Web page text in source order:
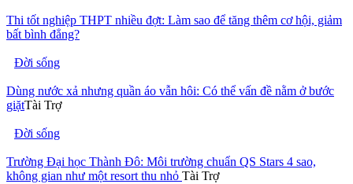
Thi tốt nghiệp THPT nhiều đợt: Làm sao để tăng thêm cơ hội, giảm
bất bình đẳng?
Đời sống
Dùng nước xả nhưng quần áo vẫn hôi: Có thể vấn đề nằm ở bước
giặtTài Trợ
Đời sống
Trường Đại học Thành Đô: Môi trường chuẩn QS Stars 4 sao,
không gian như một resort thu nhỏ Tài Trợ